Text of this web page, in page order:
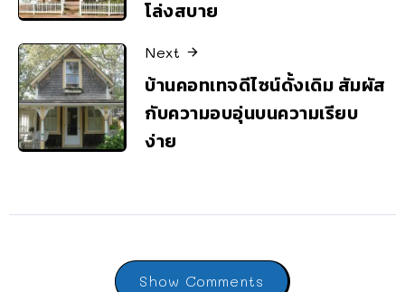
โล่งสบาย
Next
บ้านคอทเทจดีไซน์ดั้งเดิม สัมผัส
กับความอบอุ่นบนความเรียบ
ง่าย
Show Comments